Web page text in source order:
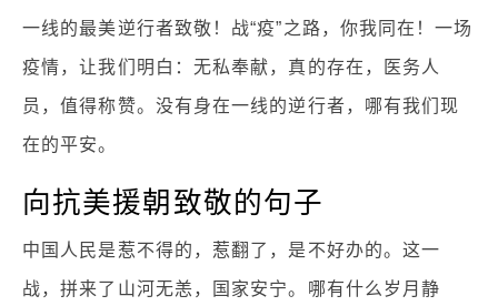
一线的最美逆行者致敬！战“疫”之路，你我同在！一场
疫情，让我们明白：无私奉献，真的存在，医务人
员，值得称赞。没有身在一线的逆行者，哪有我们现
在的平安。
向抗美援朝致敬的句子
中国人民是惹不得的，惹翻了，是不好办的。这一
战，拼来了山河无恙，国家安宁。哪有什么岁月静